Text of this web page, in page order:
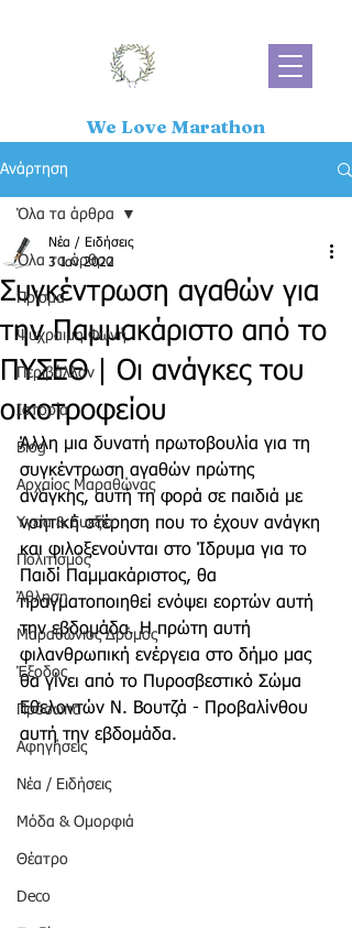
We Love Marathon
Ανάρτηση
Όλα τα άρθρα
Πρίσμα
Ψύχραιμη Φωνή
Περιβάλλον
Ιστορία
Blog
Αρχαίος Μαραθώνας
Υγεία & Ευεξία
Πολιτισμός
Άθληση
Μαραθώνιος Δρόμος
Έξοδος
Πρόσωπα
Αφηγήσεις
Νέα / Ειδήσεις
Μόδα & Ομορφιά
Θέατρο
Deco
Όλα τα άρθρα
Συγκέντρωση αγαθών για
την Παμμακάριστο από το
ΠΥΣΕΘ | Οι ανάγκες του
οικοτροφείου
Νέα / Ειδήσεις
3 Ιαν 2022
Άλλη μια δυνατή πρωτοβουλία για τη
συγκέντρωση αγαθών πρώτης
ανάγκης, αυτή τη φορά σε παιδιά με
νοητική στέρηση που το έχουν ανάγκη
και φιλοξενούνται στο Ίδρυμα για το
Παιδί Παμμακάριστος, θα
πραγματοποιηθεί ενόψει εορτών αυτή
την εβδομάδα. Η πρώτη αυτή
φιλανθρωπική ενέργεια στο δήμο μας
θα γίνει από το Πυροσβεστικό Σώμα
Εθελοντών Ν. Βουτζά - Προβαλίνθου
αυτή την εβδομάδα.